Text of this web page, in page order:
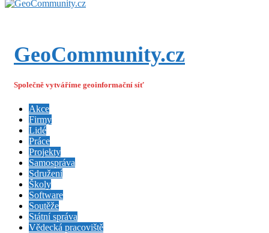
GeoCommunity.cz
Společně vytváříme geoinformační síť
Akce
Firmy
Lidé
Práce
Projekty
Samospráva
Sdružení
Školy
Software
Soutěže
Státní správa
Vědecká pracoviště